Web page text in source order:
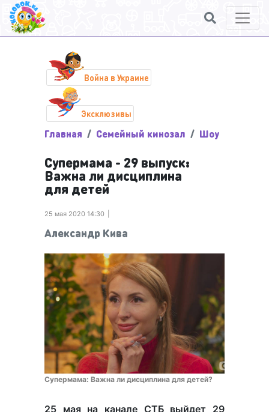
Война в Украине
Эксклюзивы
Главная Семейный кинозал Шоу
Супермама - 29 выпуск:
Важна ли дисциплина
для детей
25 мая 2020 14:30
Александр Кива
Супермама: Важна ли дисциплина для детей?
25 мая на канале СТБ выйдет 29